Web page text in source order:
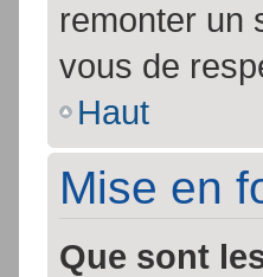
remonter un
vous de
Haut
Mise en
Que sont